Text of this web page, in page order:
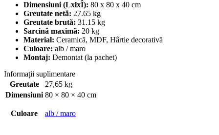
Dimensiuni (LxlxÎ): 80 x 80 x 40 cm
Greutate netă: 27.65 kg
Greutate brută: 31.15 kg
Sarcină maximă: 20 kg
Material: Ceramică, MDF, Hârtie decorativă
Culoare: alb / maro
Montaj: Demontat (la pachet)
Informații suplimentare
Greutate
27,65 kg
Dimensiuni 80 × 80 × 40 cm
Culoare alb / maro